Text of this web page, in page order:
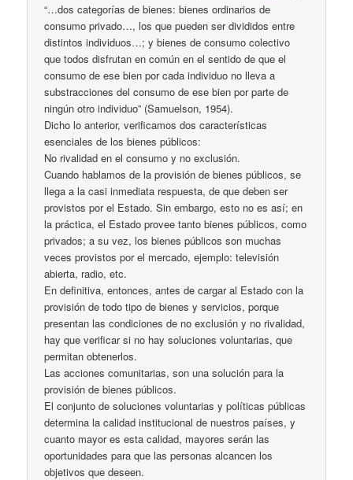
“…dos categorías de bienes: bienes ordinarios de
consumo privado…, los que pueden ser divididos entre
distintos individuos…; y bienes de consumo colectivo
que todos disfrutan en común en el sentido de que el
consumo de ese bien por cada individuo no lleva a
substracciones del consumo de ese bien por parte de
ningún otro individuo” (Samuelson, 1954).
Dicho lo anterior, verificamos dos características
esenciales de los bienes públicos:
No rivalidad en el consumo y no exclusión.
Cuando hablamos de la provisión de bienes públicos, se
llega a la casi inmediata respuesta, de que deben ser
provistos por el Estado. Sin embargo, esto no es así; en
la práctica, el Estado provee tanto bienes públicos, como
privados; a su vez, los bienes públicos son muchas
veces provistos por el mercado, ejemplo: televisión
abierta, radio, etc.
En definitiva, entonces, antes de cargar al Estado con la
provisión de todo tipo de bienes y servicios, porque
presentan las condiciones de no exclusión y no rivalidad,
hay que verificar si no hay soluciones voluntarias, que
permitan obtenerlos.
Las acciones comunitarias, son una solución para la
provisión de bienes públicos.
El conjunto de soluciones voluntarias y políticas públicas
determina la calidad institucional de nuestros países, y
cuanto mayor es esta calidad, mayores serán las
oportunidades para que las personas alcancen los
objetivos que deseen.